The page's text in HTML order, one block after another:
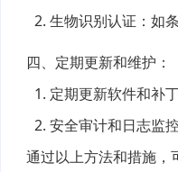
生物识别认证：如
四、定期更新和维护：
定期更新软件和补
安全审计和日志监
通过以上方法和措施，